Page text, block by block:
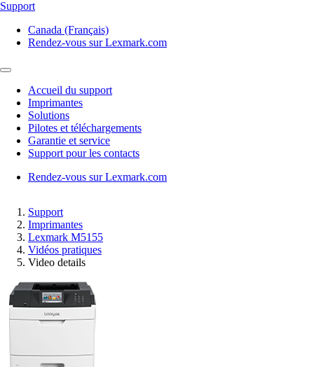
Support
Canada (Français)
Rendez-vous sur Lexmark.com
Accueil du support
Imprimantes
Solutions
Pilotes et téléchargements
Garantie et service
Support pour les contacts
Rendez-vous sur Lexmark.com
Support
Imprimantes
Lexmark M5155
Vidéos pratiques
Video details